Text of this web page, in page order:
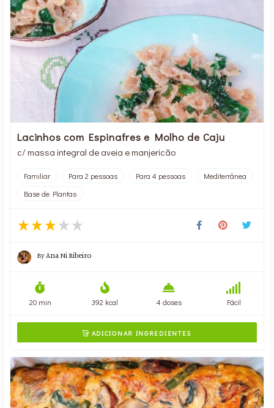
Lacinhos com Espinafres e Molho de Caju
c/ massa integral de aveia e manjericão
Familiar Para 2 pessoas Para 4 pessoas
Mediterrânea
Base de Plantas
ByAna Ni Ribeiro
20 min 392 kcal 4 doses Fácil
ADICIONAR INGREDIENTES